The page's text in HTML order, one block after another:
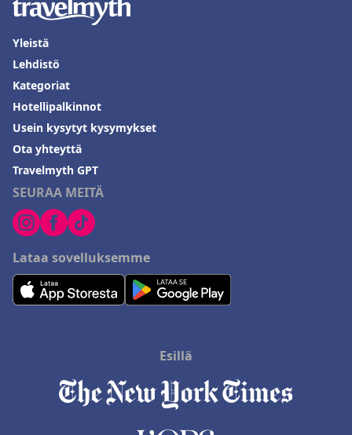
SEURAA MEITÄ
Lataa sovelluksemme
Yleistä
Lehdistö
Kategoriat
Hotellipalkinnot
Usein kysytyt kysymykset
Ota yhteyttä
Travelmyth GPT
Esillä